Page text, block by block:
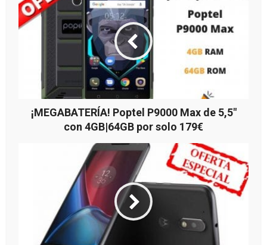
¡MEGABATERÍA! Poptel P9000 Max de 5,5″
con 4GB|64GB por solo 179€